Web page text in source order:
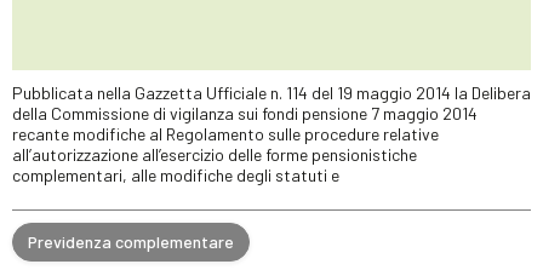
Pubblicata nella Gazzetta Ufficiale n. 114 del 19 maggio 2014 la Delibera
della Commissione di vigilanza sui fondi pensione 7 maggio 2014
recante modifiche al Regolamento sulle procedure relative
all’autorizzazione all’esercizio delle forme pensionistiche
complementari, alle modifiche degli statuti e
Previdenza complementare